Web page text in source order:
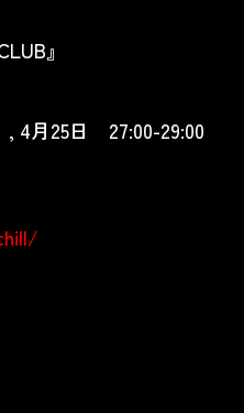
』
, 4月25日 27:00-29:00